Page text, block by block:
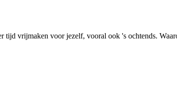
vrijmaken voor jezelf, vooral ook 's ochtends.